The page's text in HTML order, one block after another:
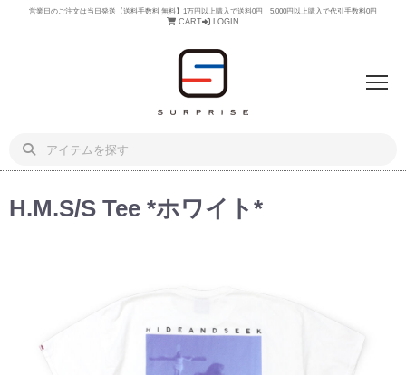
営業日のご注文は当日発送【送料手数料 無料】1万円以上購入で送料0円 5,000円以上購入で代引手数料0円
CART LOGIN
H.M.S/S Tee *ホワイト*